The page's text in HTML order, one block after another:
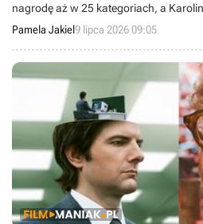
nagrodę aż w 25 kategoriach, a
otrzymać statuetkę dla najlepszej
Dostrzeżono również świetną nowość
Pamela Jakiel9 lipca 2026 09:05